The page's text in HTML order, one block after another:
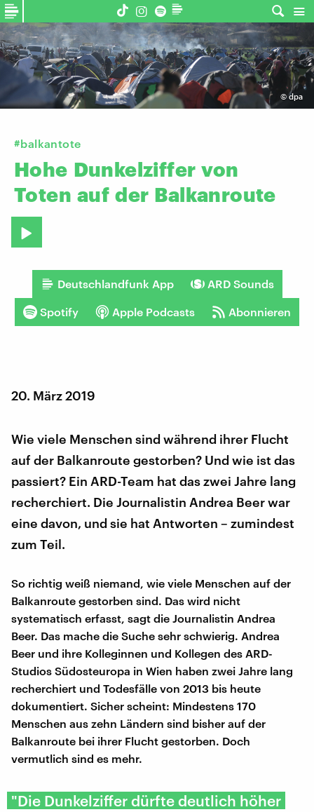
© dpa
#balkantote
Hohe Dunkelziffer von
Toten auf der Balkanroute
Deutschlandfunk App ARD Sounds
Spotify Apple Podcasts Abonnieren
20. März 2019
Wie viele Menschen sind während ihrer Flucht
auf der Balkanroute gestorben? Und wie ist das
passiert? Ein ARD-Team hat das zwei Jahre lang
recherchiert. Die Journalistin Andrea Beer war
eine davon, und sie hat Antworten – zumindest
zum Teil.
So richtig weiß niemand, wie viele Menschen auf der
Balkanroute gestorben sind. Das wird nicht
systematisch erfasst, sagt die Journalistin Andrea
Beer. Das mache die Suche sehr schwierig. Andrea
Beer und ihre Kolleginnen und Kollegen des ARD-
Studios Südosteuropa in Wien haben zwei Jahre lang
recherchiert und Todesfälle von 2013 bis heute
dokumentiert. Sicher scheint: Mindestens 170
Menschen aus zehn Ländern sind bisher auf der
Balkanroute bei ihrer Flucht gestorben. Doch
vermutlich sind es mehr.
"Die Dunkelziffer dürfte deutlich höher